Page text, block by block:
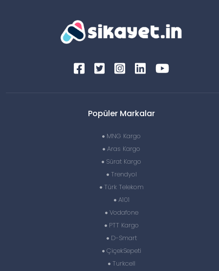
Popüler Markalar
MNG Kargo
Aras Kargo
Sürat Kargo
Trendyol
Türk Telekom
A101
Vodafone
PTT Kargo
D-Smart
ÇiçekSepeti
Turkcell